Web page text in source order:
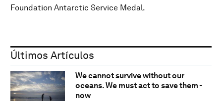
Foundation Antarctic Service Medal.
Últimos Artículos
We cannot survive without our
oceans. We must act to save them -
now